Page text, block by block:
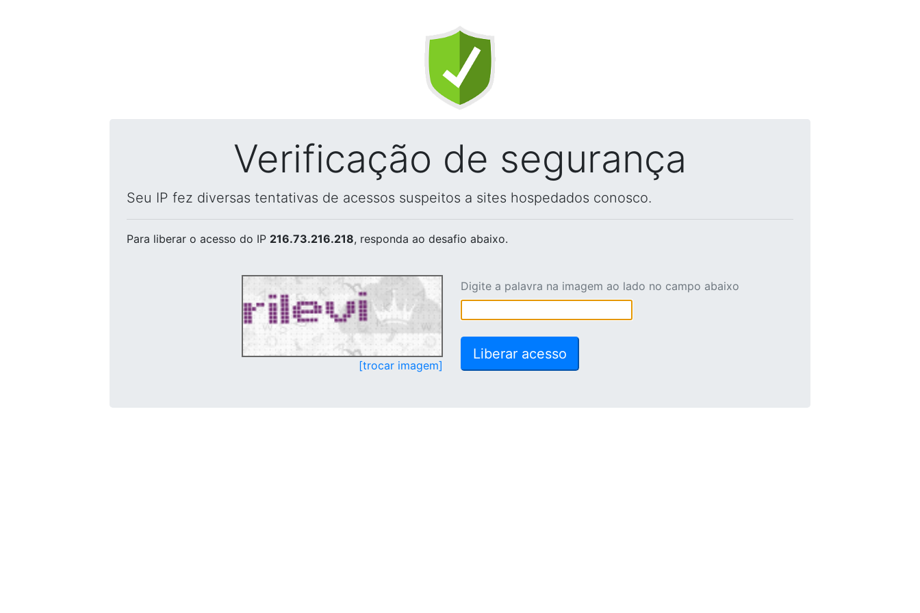
Verificação de segurança
Seu IP fez diversas tentativas de acessos suspeitos a sites hospedados conosco.
Para liberar o acesso do IP 216.73.216.218, responda ao desafio abaixo.
[trocar imagem]
Digite a palavra na imagem ao lado no campo abaixo